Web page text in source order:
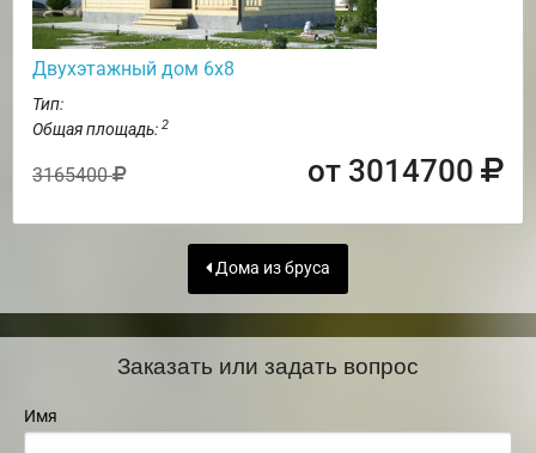
Двухэтажный дом 6х8
Тип:
Общая площадь: 2
3165400 от 3014700
Дома из бруса
Заказать или задать вопрос
Имя